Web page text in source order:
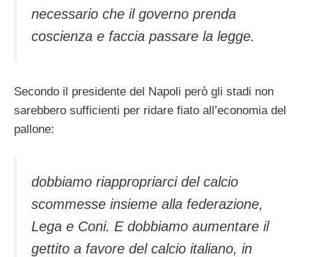
necessario che il governo prenda
coscienza e faccia passare la legge.
Secondo il presidente del Napoli però gli stadi non
sarebbero sufficienti per ridare fiato all’economia del
pallone:
dobbiamo riappropriarci del calcio
scommesse insieme alla federazione,
Lega e Coni. E dobbiamo aumentare il
gettito a favore del calcio italiano, in